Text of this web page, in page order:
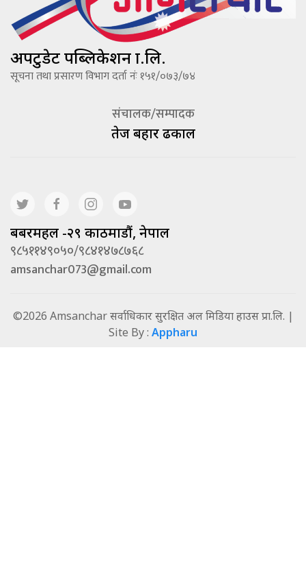
अपटुडेट पब्लिकेशन प्रा.लि.
सूचना तथा प्रसारण विभाग दर्ता नंः १५१/०७३/७४
संचालक/सम्पादक
तेज बहादूर ढकाल
बबरमहल -२९ काठमाडौं, नेपाल
९८५११४९०५०/९८४१४७८७६८
amsanchar073@gmail.com
©2026 Amsanchar सर्वाधिकार सुरक्षित अल मिडिया हाउस प्रा.लि. |
Site By : Appharu